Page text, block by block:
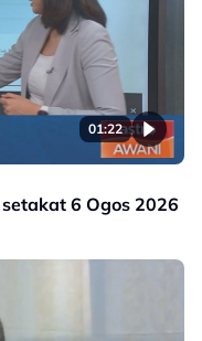
01:22
6 Ogos 2026